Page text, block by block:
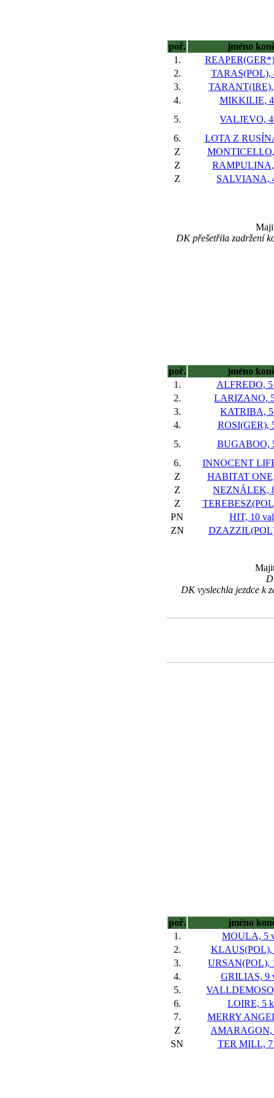
poř.
jméno
1.
2.
TARAS(POL),
3.
TARANT(IRE),
4.
MIKKILIE,
5.
VALJEVO,
6.
LOTA Z
Z
Z
Z
SALVIANA,
DK přešetřila zadržení
poř.
jméno
1.
ALFREDO, 5
2.
LARIZANO,
3.
KATRIBA,
4.
ROSI(GER),
5.
BUGABOO,
6.
INNOCENT
Z
HABITAT
Z
NEZNÁLEK,
Z
PN
HIT, 10 val
ZN
DK vyslechla jezdce k
poř.
jméno
1.
MOULA, 5
2.
KLAUS(POL),
3.
URSAN(POL),
4.
GRILIAS, 9
5.
6.
LOIRE, 5
7.
MERRY
Z
AMARAGON,
SN
TER MILL, 7